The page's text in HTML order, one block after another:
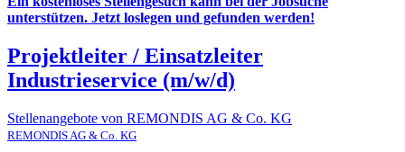
unterstützen. Jetzt loslegen und gefunden werden!
Projektleiter / Einsatzleiter
Industrieservice (m/w/d)
Stellenangebote von REMONDIS AG & Co. KG
REMONDIS AG & Co. KG